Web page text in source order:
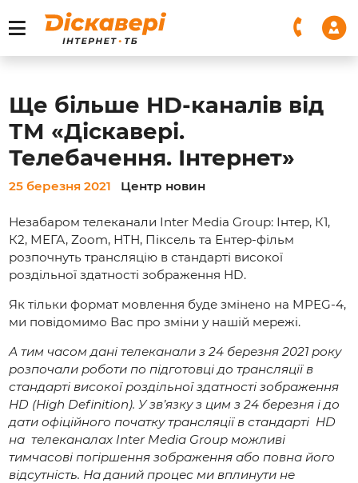
Ще більше HD-каналів від
ТМ «Діскавері.
Телебачення. Інтернет»
25 березня 2021 Центр новин
Незабаром телеканали Inter Media Group: Інтер, К1,
К2, МЕГА, Zoom, НТН, Піксель та Ентер-фільм
розпочнуть трансляцію в стандарті високої
роздільної здатності зображення HD.
Як тільки формат мовлення буде змінено на MPEG-4,
ми повідомимо Вас про зміни у нашій мережі.
А тим часом дані телеканали з 24 березня 2021 року
розпочали роботи по підготовці до трансляції в
стандарті високої роздільної здатності зображення
HD (High Definition). У зв’язку з цим з 24 березня і до
дати офіційного початку трансляції в стандарті HD
на телеканалах Inter Media Group можливі
тимчасові погіршення зображення або повна його
відсутність. На даний процес ми вплинути не